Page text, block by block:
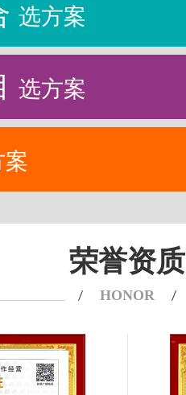
选方案
选方案
案
荣誉资质
HONOR